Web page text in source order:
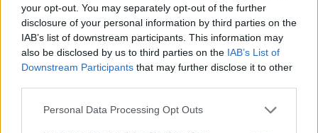
your opt-out. You may separately opt-out of the further
disclosure of your personal information by third parties on the
IAB’s list of downstream participants. This information may
also be disclosed by us to third parties on the IAB’s List of
Downstream Participants that may further disclose it to other
Personal Data Processing Opt Outs
Η συμφωνία Arval-Athlon αναδιαμορφώνει την αγορά leasing
άνοιξε τις πύλες του σε όλους